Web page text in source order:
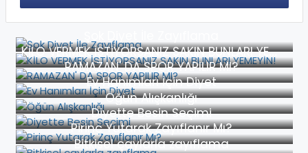
KİLO VERMEK İSTİYORSANIZ SAKIN BUNLARI YEMEYİN!
RAMAZAN' DA SPOR YAPILIR MI?
Ev Hanımları İçin Diyet
Öğün Alışkanlığı
Diyette Besin Seçimi
Pirinç Yutarak Zayıflanır Mı?
Bitkisel çaylarla zayıflama